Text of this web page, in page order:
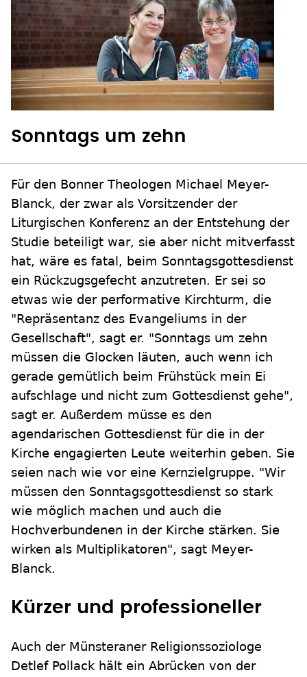
Sonntags um zehn
Für den Bonner Theologen Michael Meyer-
Blanck, der zwar als Vorsitzender der
Liturgischen Konferenz an der Entstehung der
Studie beteiligt war, sie aber nicht mitverfasst
hat, wäre es fatal, beim Sonntagsgottesdienst
ein Rückzugsgefecht anzutreten. Er sei so
etwas wie der performative Kirchturm, die
"Repräsentanz des Evangeliums in der
Gesellschaft", sagt er. "Sonntags um zehn
müssen die Glocken läuten, auch wenn ich
gerade gemütlich beim Frühstück mein Ei
aufschlage und nicht zum Gottesdienst gehe",
sagt er. Außerdem müsse es den
agendarischen Gottesdienst für die in der
Kirche engagierten Leute weiterhin geben. Sie
seien nach wie vor eine Kernzielgruppe. "Wir
müssen den Sonntagsgottesdienst so stark
wie möglich machen und auch die
Hochverbundenen in der Kirche stärken. Sie
wirken als Multiplikatoren", sagt Meyer-
Blanck.
Kürzer und professioneller
Auch der Münsteraner Religionssoziologe
Detlef Pollack hält ein Abrücken von der